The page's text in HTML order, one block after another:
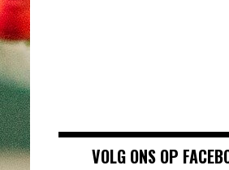
VOLG ONS OP